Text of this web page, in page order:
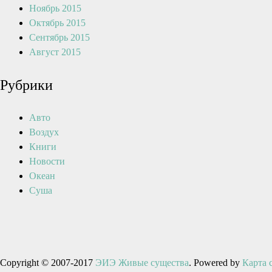
Ноябрь 2015
Октябрь 2015
Сентябрь 2015
Август 2015
Рубрики
Авто
Воздух
Книги
Новости
Океан
Суша
Copyright © 2007-2017 ЭИЭ Живые существа. Powered by Карта